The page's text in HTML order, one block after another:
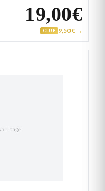
19,00€
CLUB 9,50 € →